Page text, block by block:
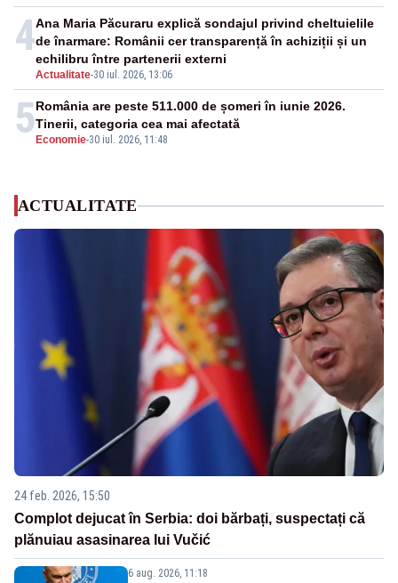
4
Actualitate-30 iul. 2026, 13:06
Ana Maria Păcuraru explică sondajul privind cheltuielile
de înarmare: Românii cer transparență în achiziții și un
echilibru între partenerii externi
5 Economie-30 iul. 2026, 11:48
România are peste 511.000 de șomeri în iunie 2026.
Tinerii, categoria cea mai afectată
ACTUALITATE
24 feb. 2026, 15:50
Complot dejucat în Serbia: doi bărbați, suspectați că
plănuiau asasinarea lui Vučić
6 aug. 2026, 11:18